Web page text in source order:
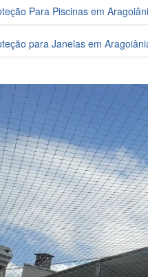
Para Piscinas em
para Janelas em